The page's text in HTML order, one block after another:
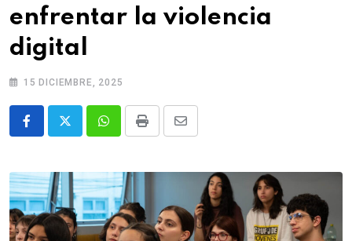
enfrentar la violencia
digital
15 DICIEMBRE, 2025
WhatsappPrint
Share
Email